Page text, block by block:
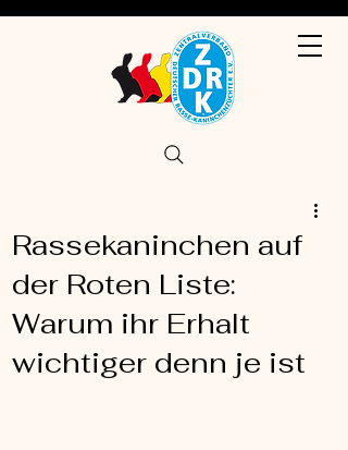
Rassekaninchen auf
der Roten Liste:
Warum ihr Erhalt
wichtiger denn je ist